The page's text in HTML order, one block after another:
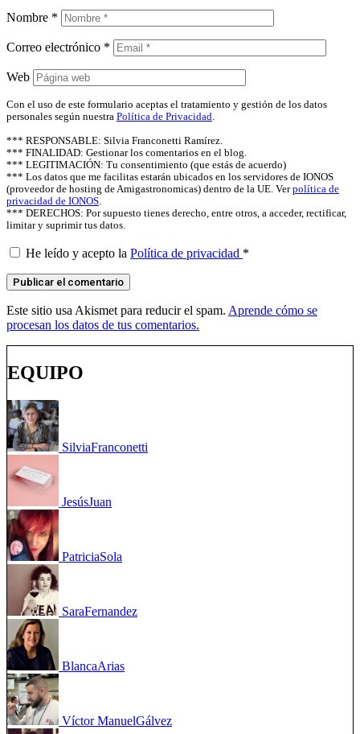
Nombre *
Correo electrónico *
Web
Con el uso de este formulario aceptas el tratamiento y gestión de los datos
personales según nuestra Política de Privacidad.
*** RESPONSABLE: Silvia Franconetti Ramírez.
*** FINALIDAD: Gestionar los comentarios en el blog.
*** LEGITIMACIÓN: Tu consentimiento (que estás de acuerdo)
*** Los datos que me facilitas estarán ubicados en los servidores de IONOS
(proveedor de hosting de Amigastronomicas) dentro de la UE. Verpolítica de
privacidad de IONOS.
*** DERECHOS: Por supuesto tienes derecho, entre otros, a acceder, rectificar,
limitar y suprimir tus datos.
He leído y acepto la Política de privacidad *
Este sitio usa Akismet para reducir el spam. Aprende cómo se
procesan los datos de tus comentarios.
EQUIPO
SilviaFranconetti
JesúsJuan
PatriciaSola
SaraFernandez
BlancaArias
Víctor ManuelGálvez